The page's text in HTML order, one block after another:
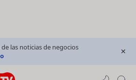
las noticias de negocios